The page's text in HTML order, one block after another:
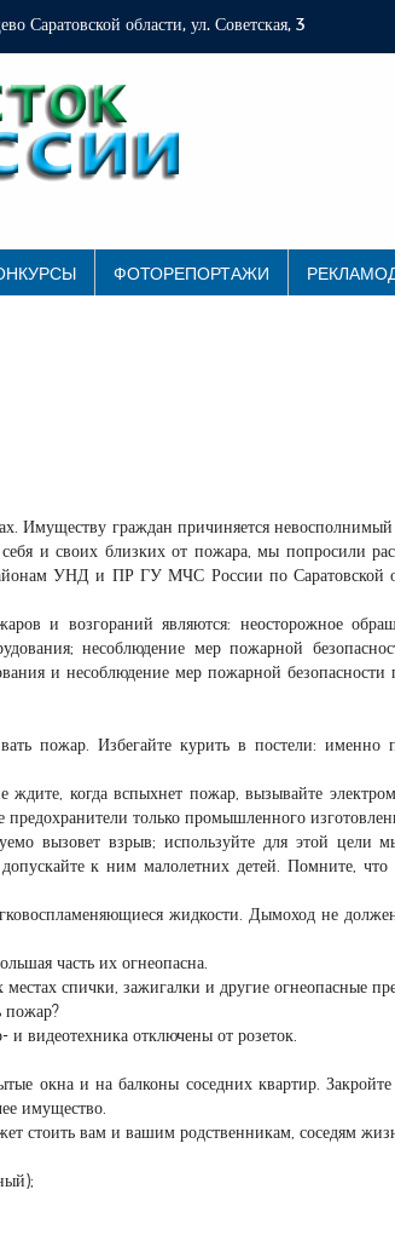
Саратовской области, ул. Советская, 3
ФОТОРЕПОРТАЖИ
Имуществу граждан причиняется
и своих близких от пожара, мы попросили
УНД и ПР ГУ МЧС России по Саратовской
и возгораний являются: неосторожное
несоблюдение мер пожарной
и несоблюдение мер пожарной безопасности
пожар. Избегайте курить в постели: именно
когда вспыхнет пожар, вызывайте
только промышленного
вызовет взрыв; используйте для этой цели
к ним малолетних детей. Помните, что
жидкости. Дымоход не
часть их огнеопасна.
спички, зажигалки и другие огнеопасные
пожар?
и видеотехника отключены от розеток.
окна и на балконы соседних квартир.
имущество.
стоить вам и вашим родственникам, соседям